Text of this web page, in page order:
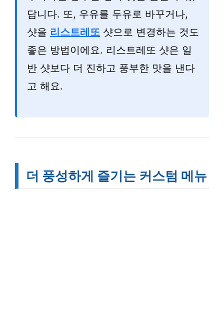
답니다. 또, 우유를 두유로 바꾸거나,
샷을 리스트레또 샷으로 변경하는 것도
좋은 방법이에요. 리스트레또 샷은 일
반 샷보다 더 진하고 풍부한 맛을 낸다
고 해요.
더 풍성하게 즐기는 커스텀 메뉴